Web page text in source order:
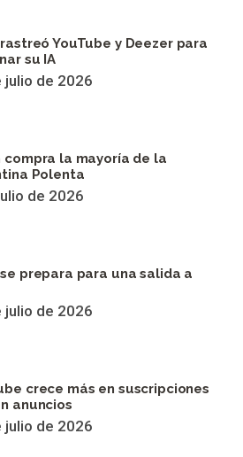
YouTube y Deezer para
su IA
julio de 2026
compra la mayoría de la
Polenta
de 2026
prepara para una salida a
julio de 2026
crece más en suscripciones
anuncios
julio de 2026